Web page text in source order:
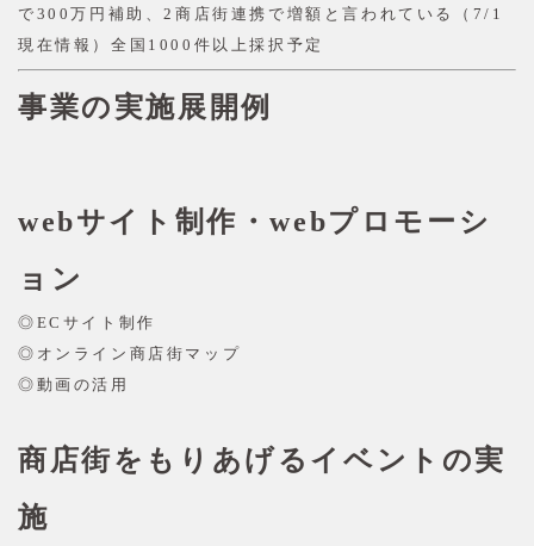
で300万円補助、2商店街連携で増額と言われている（7/1
現在情報）全国1000件以上採択予定
事業の実施展開例
webサイト制作・webプロモーシ
ョン
◎ECサイト制作
◎オンライン商店街マップ
◎動画の活用
商店街をもりあげるイベントの実
施